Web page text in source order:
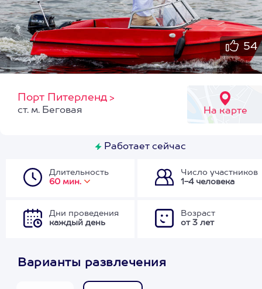
54
Порт Питерленд >
На карте
ст. м. Беговая
Работает сейчас
Длительность
60 мин.
Число участников
1-4 человека
Дни проведения
каждый день
Возраст
от 3 лет
Варианты развлечения